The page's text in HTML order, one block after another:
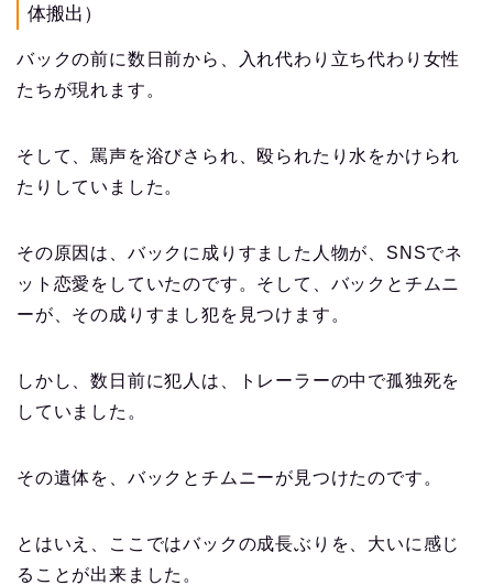
体搬出）
バックの前に数日前から、入れ代わり立ち代わり女性
たちが現れます。
そして、罵声を浴びさられ、殴られたり水をかけられ
たりしていました。
その原因は、バックに成りすました人物が、SNSでネ
ット恋愛をしていたのです。そして、バックとチムニ
ーが、その成りすまし犯を見つけます。
しかし、数日前に犯人は、トレーラーの中で孤独死を
していました。
その遺体を、バックとチムニーが見つけたのです。
とはいえ、ここではバックの成長ぶりを、大いに感じ
ることが出来ました。